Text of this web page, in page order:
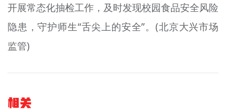
开展常态化抽检工作，及时发现校园食品安全风险
隐患，守护师生“舌尖上的安全”。(北京大兴市场
监管)
相关